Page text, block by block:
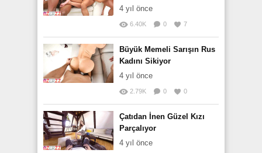
4 yıl önce
6.40K 0 7
Büyük Memeli Sarışın Rus
Kadını Sikiyor
4 yıl önce
2.79K 0 0
Çatıdan İnen Güzel Kızı
Parçalıyor
4 yıl önce